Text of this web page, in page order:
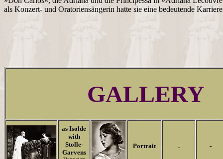
als Konzert- und Oratoriensängerin hatte sie eine bedeutende
GALLERY
as Isolde
with
Stolle-
Garvens
Portrait . -